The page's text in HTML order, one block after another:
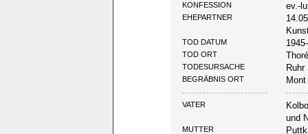
KONFESSION ev.-
EHEPARTNER
TOD DATUM
TOD ORT
TODESURSACHE Ruhr
BEGRÄBNIS ORT
VATER
und
MUTTER